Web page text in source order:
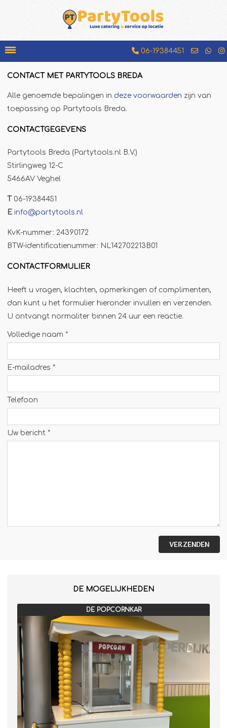
06-19384451
Foodtruck
Glühweinkraam
Hotdogkraam
Jägermeister-tap
Partytrailer
Poffertjes
Popcornmachine
Slush
Slurphut
Soepkraam
Sinaasappelpers
CONTACT MET PARTYTOOLS BREDA
Alle genoemde bepalingen in deze voorwaarden zijn van
toepassing op Partytools Breda.
CONTACTGEGEVENS
Partytools Breda (Partytools.nl B.V.)
Stirlingweg 12-C
5466AV Veghel
T 06-19384451
E info@partytools.nl
KvK-nummer: 24390172
BTW-identificatienummer: NL142702213B01
CONTACTFORMULIER
Heeft u vragen, klachten, opmerkingen of complimenten,
dan kunt u het formulier hieronder invullen en verzenden.
U ontvangt normaliter binnen 24 uur een reactie.
Volledige naam *
E-mailadres *
Telefoon
Uw bericht *
VERZENDEN
DE MOGELIJKHEDEN
DE POPCORNKAR